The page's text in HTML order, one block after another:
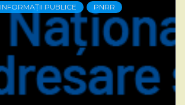
INFORMAȚII PUBLICE
PNRR